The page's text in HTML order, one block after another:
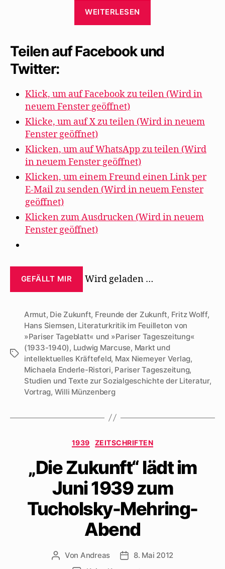
WEITERLESEN
für
Mehring
Exil“
Teilen auf Facebook und
Twitter:
Klick, um auf Facebook zu teilen (Wird in
neuem Fenster geöffnet)
Klicke, um auf X zu teilen (Wird in neuem
Fenster geöffnet)
Klicken, um auf WhatsApp zu teilen (Wird
in neuem Fenster geöffnet)
Klicken, um einem Freund einen Link per
E-Mail zu senden (Wird in neuem Fenster
geöffnet)
Klicken zum Ausdrucken (Wird in neuem
Fenster geöffnet)
GEFÄLLT MIR Wird geladen …
Schlagwörter
Armut, Die Zukunft, Freunde der Zukunft, Fritz Wolff,
Hans Siemsen, Literaturkritik im Feuilleton von
»Pariser Tageblatt« und »Pariser Tageszeitung«
(1933-1940), Ludwig Marcuse, Markt und
intellektuelles Kräftefeld, Max Niemeyer Verlag,
Michaela Enderle-Ristori, Pariser Tageszeitung,
Studien und Texte zur Sozialgeschichte der Literatur,
Vortrag, Willi Münzenberg
Kategorien
1939 ZEITSCHRIFTEN
„Die Zukunft“ lädt im
Juni 1939 zum
Tucholsky-Mehring-
Abend
Beitragsautor
Von Andreas Beitragsdatum
8. Mai 2012